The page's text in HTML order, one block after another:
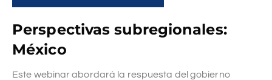
Perspectivas subregionales:
México
Este webinar abordará la respuesta del gobierno